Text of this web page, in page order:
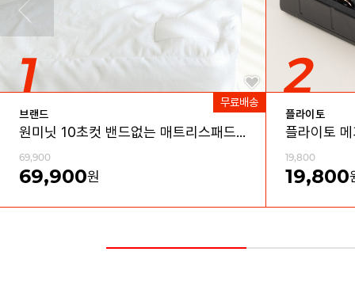
브랜드
원미닛 10초컷 밴드없는 매트리스패드 방수커버 세트
69,900
69,900원
플라이토
19,800
19,800